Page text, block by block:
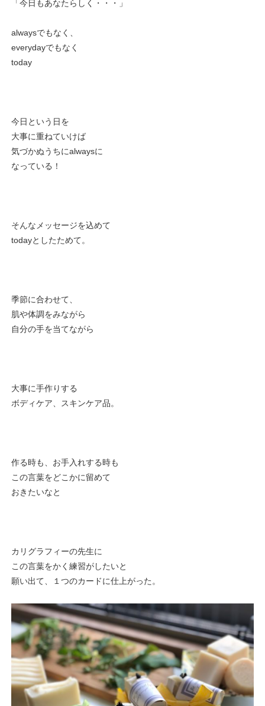
「今日もあなたらしく・・・」
alwaysでもなく、
everydayでもなく
today
今日という日を
大事に重ねていけば
気づかぬうちにalwaysに
なっている！
そんなメッセージを込めて
todayとしたためて。
季節に合わせて、
肌や体調をみながら
自分の手を当てながら
大事に手作りする
ボディケア、スキンケア品。
作る時も、お手入れする時も
この言葉をどこかに留めて
おきたいなと
カリグラフィーの先生に
この言葉をかく練習がしたいと
願い出て、１つのカードに仕上がった。